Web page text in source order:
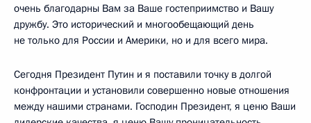
очень благодарны Вам за Ваше гостеприимство и Вашу
дружбу. Это исторический и многообещающий день
не только для России и Америки, но и для всего мира.
Сегодня Президент Путин и я поставили точку в долгой
конфронтации и установили совершенно новые отношения
между нашими странами. Господин Президент, я ценю Ваши